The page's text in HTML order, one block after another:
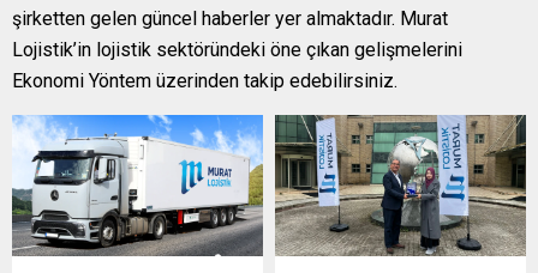
şirketten gelen güncel haberler yer almaktadır. Murat
Lojistik’in lojistik sektöründeki öne çıkan gelişmelerini
Ekonomi Yöntem üzerinden takip edebilirsiniz.